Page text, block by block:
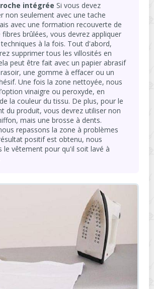
intégrée Si vous devez
non seulement avec une tache
avec une formation recouverte de
fibres brûlées, vous devrez appliquer
à la fois. Tout d'abord,
supprimer tous les villosités en
peut être fait avec un papier abrasif
une gomme à effacer ou un
Une fois la zone nettoyée, nous
vinaigre ou peroxyde, en
la couleur du tissu. De plus, pour le
du produit, vous devrez utiliser non
mais une brosse à dents.
repassons la zone à problèmes
positif est obtenu, nous
le vêtement pour qu'il soit lavé à